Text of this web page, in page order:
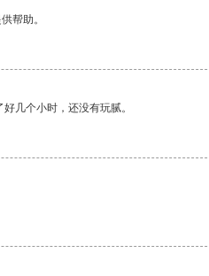
帮助。
几个小时，还没有玩腻。